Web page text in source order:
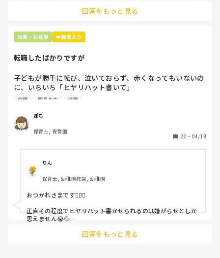
て貰い、主任に報告してます。
回答をもっと見る
保育・お仕事 👑殿堂入り
転職したばかりですが
子どもが勝手に転び、泣いておらず、赤くなってもいないの
に、いちいち「ヒヤリハット書いて」
と書かされ
（そう言う本人は書かない）
しかも、上司に↑この内容でも
ちゃんと考えて対策を練って書き込むようにと。
呼ばれて一緒に対策を考えさせられること多数
これだけで30〜40分拘束されて辛いです
皆さんの園はどうですか?
休憩 園長先生 退職
ぽち
保育士, 保育園
22 ・ 04/18
りん
保育士, 幼稚園教諭, 幼稚園
おつかれさまです🙇🏻‍♀️
正直その程度でヒヤリハット書かせられるのは嫌がらせとしか
思えません😭💦
回答をもっと見る